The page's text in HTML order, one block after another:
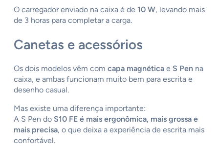
O carregador enviado na caixa é de 10 W, levando mais
de 3 horas para completar a carga.
Canetas e acessórios
Os dois modelos vêm com capa magnética e S Pen na
caixa, e ambas funcionam muito bem para escrita e
desenho casual.
Mas existe uma diferença importante:
A S Pen do S10 FE é mais ergonômica, mais grossa e
mais precisa, o que deixa a experiência de escrita mais
confortável.